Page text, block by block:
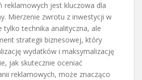
reklamowych jest kluczowa dla
Mierzenie zwrotu z inwestycji w
tylko technika analityczna, ale
strategii biznesowej, który
wydatków i maksymalizację
jak skutecznie oceniać
reklamowych, może znacząco